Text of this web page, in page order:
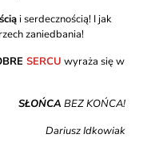
i serdecznością! I jak
zaniedbania!
SERCU wyraża się w
SŁOŃCA BEZ KOŃCA!
Dariusz Idkowiak